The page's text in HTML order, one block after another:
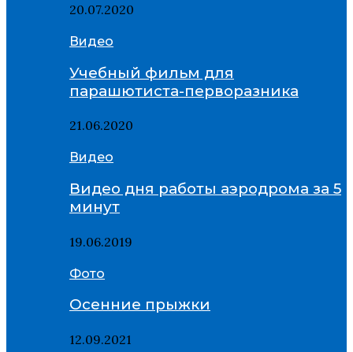
20.07.2020
Видео
Учебный фильм для
парашютиста-перворазника
21.06.2020
Видео
Видео дня работы аэродрома за 5
минут
19.06.2019
Фото
Осенние прыжки
12.09.2021